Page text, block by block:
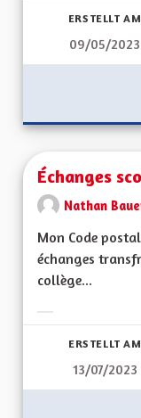
ERSTELLT AM
09/05/2023
Échanges
Nathan
Mon Code
échanges
collège...
ERSTELLT AM
13/07/2023